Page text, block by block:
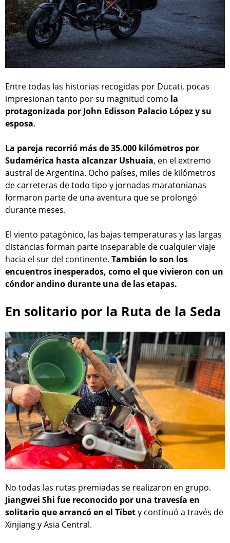
Entre todas las historias recogidas por Ducati, pocas
impresionan tanto por su magnitud como la
protagonizada por John Edisson Palacio López y su
esposa.
La pareja recorrió más de 35.000 kilómetros por
Sudamérica hasta alcanzar Ushuaia, en el extremo
austral de Argentina. Ocho países, miles de kilómetros
de carreteras de todo tipo y jornadas maratonianas
formaron parte de una aventura que se prolongó
durante meses.
El viento patagónico, las bajas temperaturas y las largas
distancias forman parte inseparable de cualquier viaje
hacia el sur del continente. También lo son los
encuentros inesperados, como el que vivieron con un
cóndor andino durante una de las etapas.
En solitario por la Ruta de la Seda
No todas las rutas premiadas se realizaron en grupo.
Jiangwei Shi fue reconocido por una travesía en
solitario que arrancó en el Tíbety continuó a través de
Xinjiang y Asia Central.